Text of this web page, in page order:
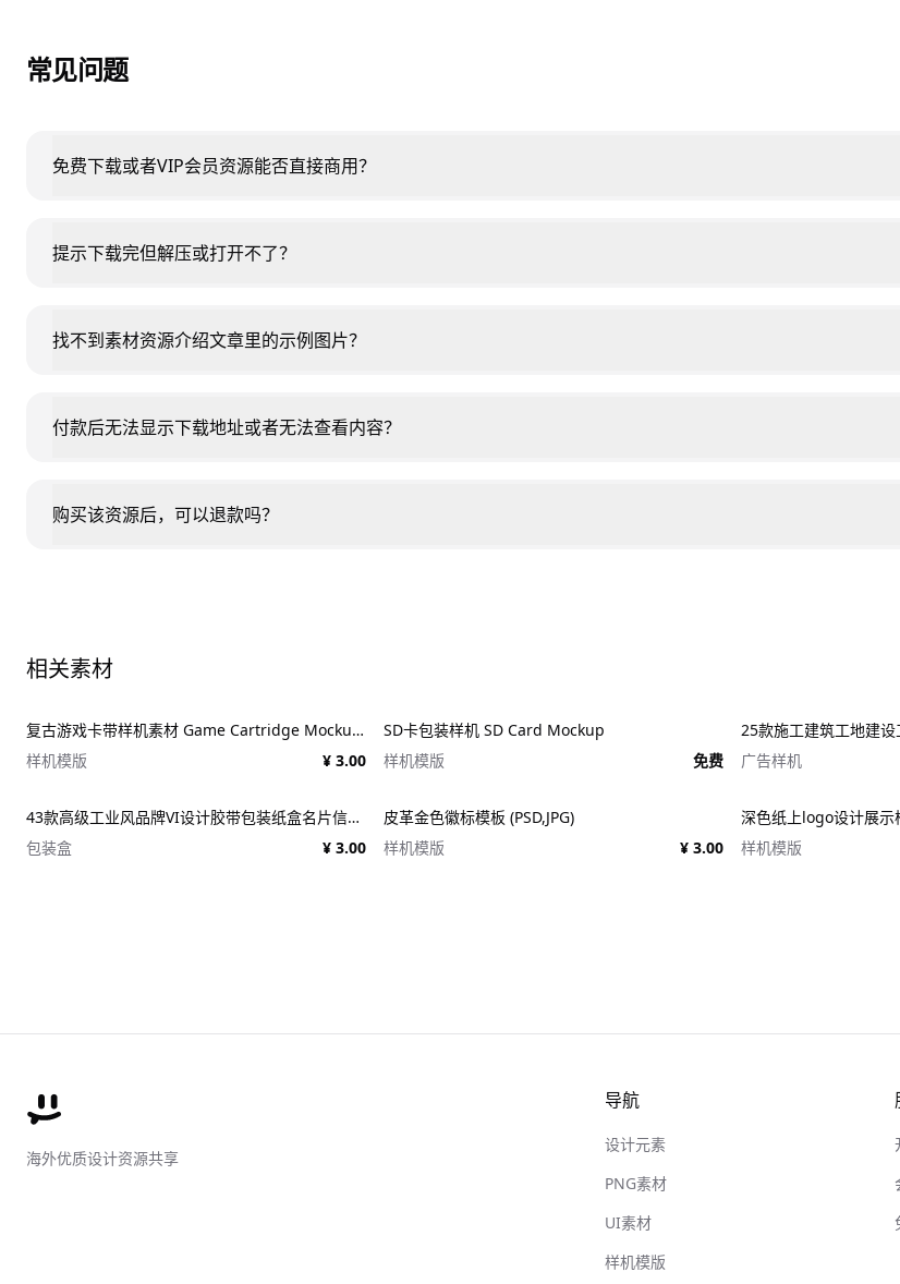
常见问题
免费下载或者VIP会员资源能否直接商用？
提示下载完但解压或打开不了？
找不到素材资源介绍文章里的示例图片？
付款后无法显示下载地址或者无法查看内容？
购买该资源后，可以退款吗？
相关素材
复古游戏卡带样机素材 Game Cartridge Mockup Bundle Retro
样机模版
¥ 3.00
SD卡包装样机 SD Card Mockup
样机模版
免费
广告样机
43款高级工业风品牌VI设计胶带包装纸盒名片信纸信封展示效果图PSD样机 Duct tape &#038; Box mockups
包装盒
¥ 3.00
皮革金色徽标模板 (PSD,JPG)
样机模版
¥ 3.00
深色纸上logo设计展示
样机模版
海外优质设计资源共享
导航
设计元素
PNG素材
UI素材
样机模版